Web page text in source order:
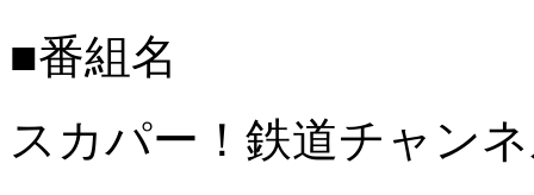
■番組名
スカパー！鉄道チャン